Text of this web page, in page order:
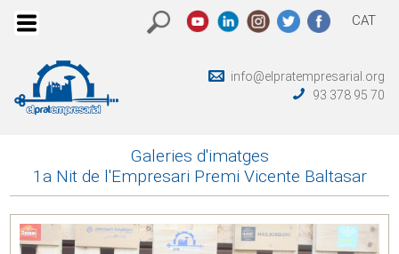
CAT
info@elpratempresarial.org
93 378 95 70
Galeries d'imatges
1a Nit de l'Empresari Premi Vicente Baltasar